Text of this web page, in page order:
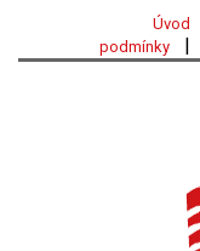
Úvod
podmínky
|